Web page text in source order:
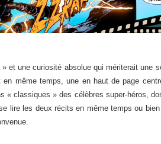
et une curiosité absolue qui mériterait une
même temps, une en haut de page
« classiques » des célèbres super-héros,
lire les deux récits en même temps ou